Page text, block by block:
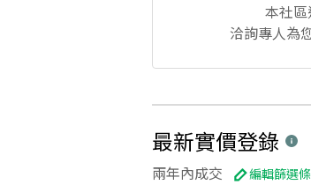
本社區
洽詢專人為
最新實價登錄
兩年內成交 編輯篩選